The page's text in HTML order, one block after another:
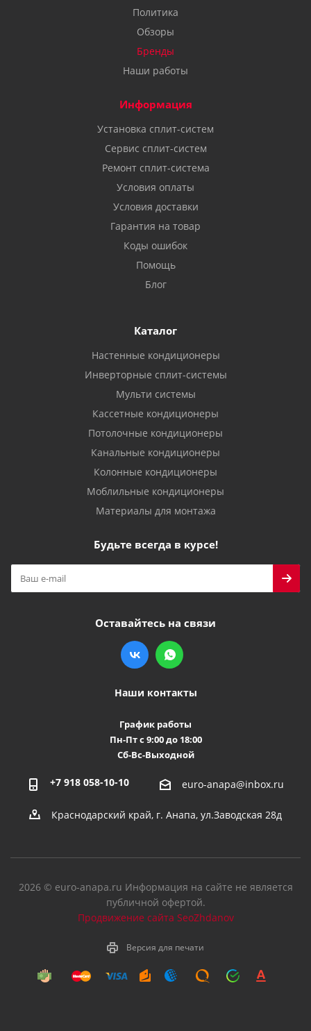
Политика
Обзоры
Бренды
Наши работы
Информация
Установка сплит-систем
Сервис сплит-систем
Ремонт сплит-система
Условия оплаты
Условия доставки
Гарантия на товар
Коды ошибок
Помощь
Блог
Каталог
Настенные кондиционеры
Инверторные сплит-системы
Мульти системы
Кассетные кондиционеры
Потолочные кондиционеры
Канальные кондиционеры
Колонные кондиционеры
Моблильные кондиционеры
Материалы для монтажа
Будьте всегда в курсе!
Оставайтесь на связи
Наши контакты
График работы
Пн-Пт с 9:00 до 18:00
Сб-Вс-Выходной
+7 918 058-10-10 euro-anapa@inbox.ru
Краснодарский край, г. Анапа, ул.Заводская 28д
2026 © euro-anapa.ru Информация на сайте не является
публичной офертой.
Продвижение сайта SeoZhdanov
Версия для печати